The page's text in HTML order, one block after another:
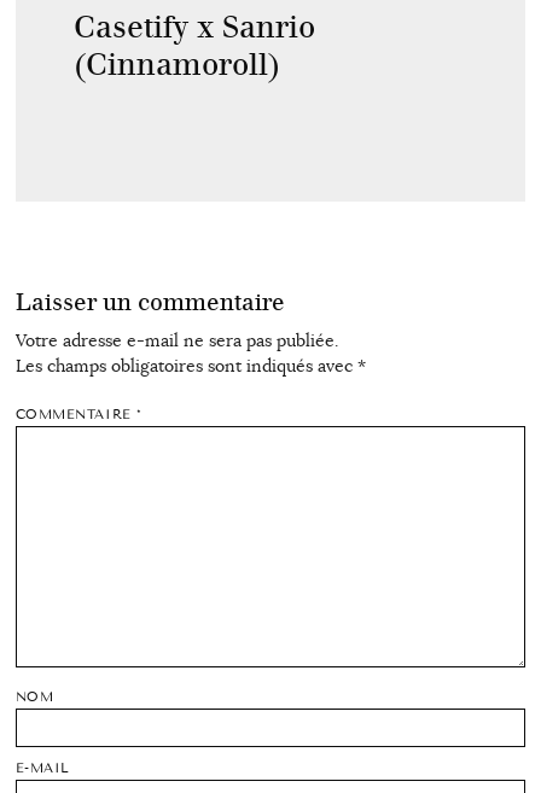
Casetify x Sanrio
(Cinnamoroll)
Laisser un commentaire
Votre adresse e-mail ne sera pas publiée.
Les champs obligatoires sont indiqués avec *
COMMENTAIRE*
NOM
E-MAIL